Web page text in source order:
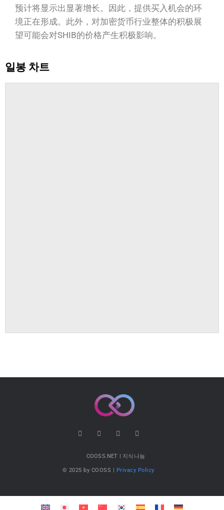
预计将显示出显著增长。因此，提供买入机会的环
境正在形成。此外，对加密货币行业整体的积极展
望可能会对SHIB的价格产生积极影响。
일봉 차트
COOSS.NET | 지식나눔
© 2025 by COOSS | Privacy Policy